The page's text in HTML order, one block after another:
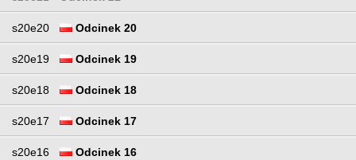
s20e20 Odcinek 20
s20e19 Odcinek 19
s20e18 Odcinek 18
s20e17 Odcinek 17
s20e16 Odcinek 16